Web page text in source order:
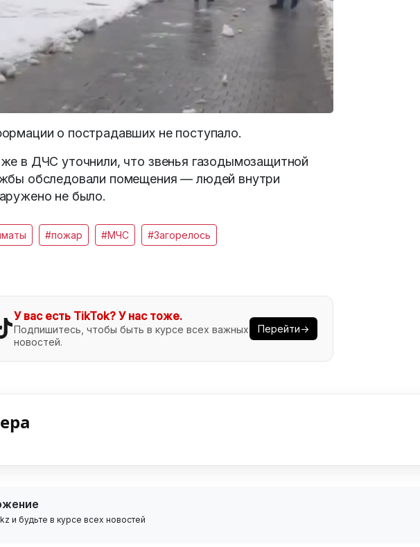
о пострадавших не поступало.
в ДЧС уточнили, что звенья газодымозащитной
обследовали помещения — людей внутри
не было.
#пожар #МЧС #Загорелось
У вас есть TikTok? У нас тоже.
Подпишитесь, чтобы быть в курсе всех важных
новостей.
Перейти→
и будьте в курсе всех новостей